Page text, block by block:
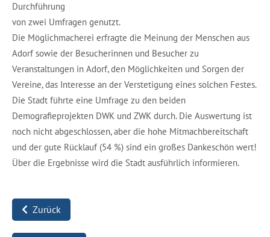
Durchführung
von zwei Umfragen genutzt.
Die Möglichmacherei erfragte die Meinung der Menschen aus
Adorf sowie der Besucherinnen und Besucher zu
Veranstaltungen in Adorf, den Möglichkeiten und Sorgen der
Vereine, das Interesse an der Verstetigung eines solchen Festes.
Die Stadt führte eine Umfrage zu den beiden
Demografieprojekten DWK und ZWK durch. Die Auswertung ist
noch nicht abgeschlossen, aber die hohe Mitmachbereitschaft
und der gute Rücklauf (54 %) sind ein großes Dankeschön wert!
Über die Ergebnisse wird die Stadt ausführlich informieren.
Zurück